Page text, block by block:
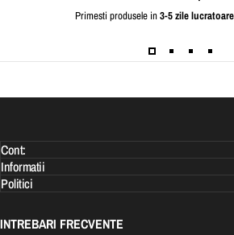
Primesti produsele in3-5 zile lucratoare
Cont:
Informatii
Politici
INTREBARI FRECVENTE